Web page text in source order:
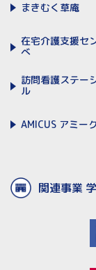
まきむく草庵
在宅介護支援セ
べ
訪問看護ステー
ル
AMICUS アミー
関連事業